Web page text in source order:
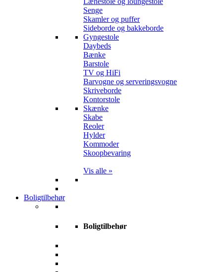
Senge
Skamler og puffer
Sideborde og bakkeborde
Gyngestole
Daybeds
Bænke
Barstole
TV og HiFi
Barvogne og serveringsvogne
Skriveborde
Kontorstole
Skænke
Skabe
Reoler
Hylder
Kommoder
Skoopbevaring
Vis alle »
Boligtilbehør
Boligtilbehør